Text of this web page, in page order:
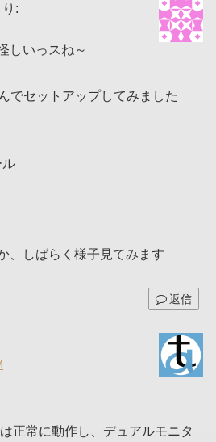
り:
しいっスね～
でセットアップしてみました
ル
、しばらく様子見てみます
返信
正常に動作し、デュアルモニタ